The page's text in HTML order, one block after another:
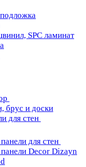
SPC ламинат
брус и доски
для стен
для стен
Decor Dizayn